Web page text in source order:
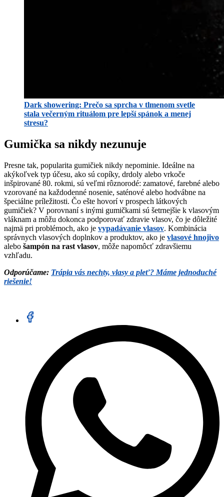
Dark showering: Prečo sa sprcha v tlmenom svetle
stala večerným rituálom pre lepší spánok a menej
stresu?
Gumička sa nikdy nezunuje
Presne tak, popularita gumičiek nikdy nepominie. Ideálne na
akýkoľvek typ účesu, ako sú copíky, drdoly alebo vrkoče
inšpirované 80. rokmi, sú veľmi rôznorodé: zamatové, farebné alebo
vzorované na každodenné nosenie, saténové alebo hodvábne na
špeciálne príležitosti. Čo ešte hovorí v prospech látkových
gumičiek? V porovnaní s inými gumičkami sú šetrnejšie k vlasovým
vláknam a môžu dokonca podporovať zdravie vlasov, čo je dôležité
najmä pri problémoch, ako je vypadávanie vlasov. Kombinácia
správnych vlasových doplnkov a produktov, ako je vlasové hnojivo
alebo šampón na rast vlasov, môže napomôcť zdravšiemu
vzhľadu.
Odporúčame: Trápia vás nechty, vlasy a pleť? Máme jednoduché
riešenie!